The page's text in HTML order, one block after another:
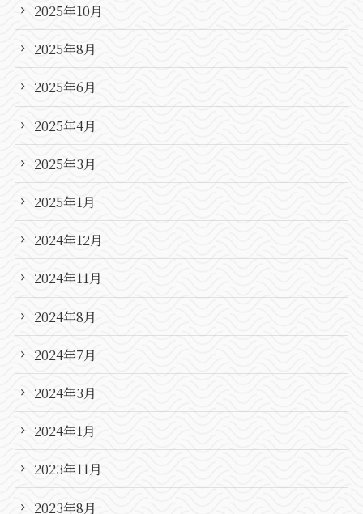
2025年10月
2025年8月
2025年6月
2025年4月
2025年3月
2025年1月
2024年12月
2024年11月
2024年8月
2024年7月
2024年3月
2024年1月
2023年11月
2023年8月